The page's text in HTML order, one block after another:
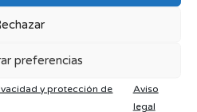
preferencias
y protección de
Aviso
legal
ligamento lateral interno de la
frecuente dentro del deporte. A
frecuente. Podemos definir que
misma […]